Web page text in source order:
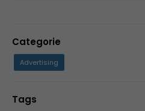
Categorie
Advertising
Tags